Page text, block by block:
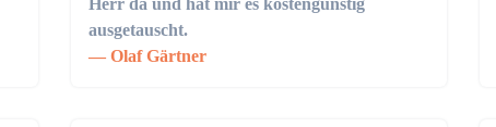
Herr da und hat mir es kostengünstig
ausgetauscht.
Olaf Gärtner